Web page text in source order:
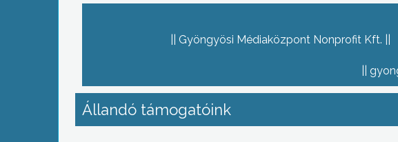
Gyöngyösi Médiaközpont Nonprofit Kft.
Állandó támogatóink